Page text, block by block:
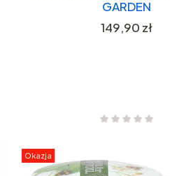
GARDEN
Cena
149,90 zł
Okazja